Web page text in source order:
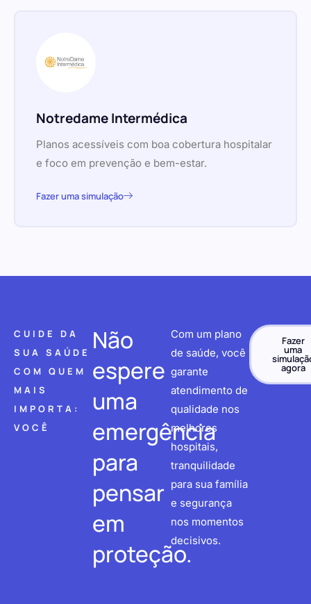
Notredame Intermédica
Planos acessíveis com boa cobertura hospitalar
e foco em prevenção e bem-estar.
Fazer uma simulação
CUIDE DA
SUA SAÚDE
COM QUEM
MAIS
IMPORTA:
VOCÊ
Não
espere
uma
emergência
para
pensar
em
proteção.
Com um plano
de saúde, você
garante
atendimento de
qualidade nos
melhores
hospitais,
tranquilidade
para sua família
e segurança
nos momentos
decisivos.
Fazer
uma
agora